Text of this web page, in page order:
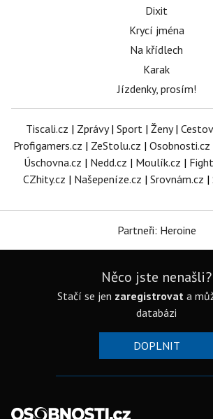
Dixit
Krycí jména
Na křídlech
Karak
Jízdenky, prosím!
Tiscali.cz | Zprávy| Sport | Ženy|
Profigamers.cz | ZeStolu.cz | Osobnosti.cz
Úschovna.cz | Nedd.cz | Moulík.cz |
CZhity.cz | Našepeníze.cz | Srovnám.cz |
Partneři: Heroine
Něco jste nenašli?
Stačí se jen zaregistrovat a
databázi
DOPLNIT